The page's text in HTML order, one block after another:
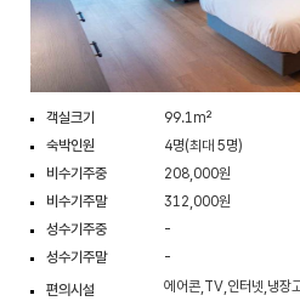
객실크기
99.1m²
숙박인원
4명(최대 5명)
비수기주중
208,000원
비수기주말
312,000원
성수기주중
-
성수기주말
-
편의시설
에어콘,TV,인터넷,냉장